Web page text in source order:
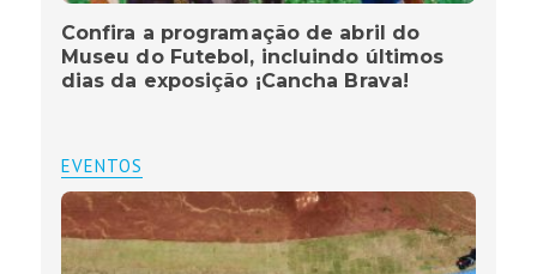
Confira a programação de abril do
Museu do Futebol, incluindo últimos
dias da exposição ¡Cancha Brava!
EVENTOS